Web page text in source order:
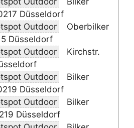
Düsseldorf
Outdoor
Oberbilker
Düsseldorf
Outdoor
Kirchstr.
Outdoor
Bilker
Düsseldorf
Outdoor
Bilker
Düsseldorf